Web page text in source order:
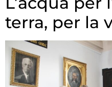
terra, per la